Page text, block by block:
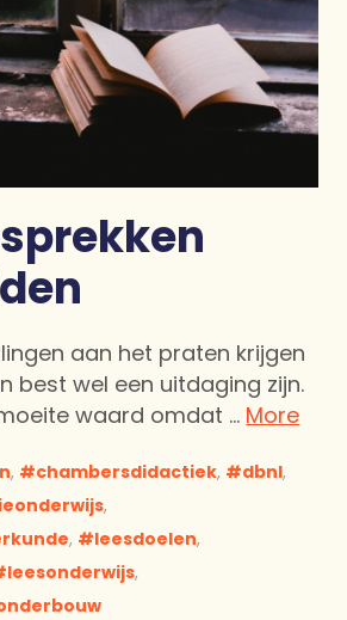
aan het praten krijgen
best wel een uitdaging zijn.
waard omdat … More
, chambersdidactiek, dbnl,
,
, leesdoelen,
leesonderwijs,